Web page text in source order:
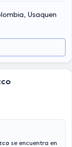
la finalidad de
y ha
los lenguajes
Usaquen
se encuentra en